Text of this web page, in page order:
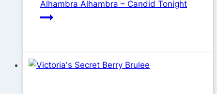
Alhambra Alhambra – Candid Tonight